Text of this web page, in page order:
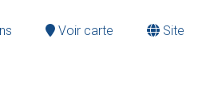
Voir carte
Site